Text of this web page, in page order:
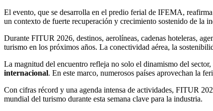
El evento, que se desarrolla en el predio ferial de IFEMA,
un contexto de fuerte recuperación y crecimiento sostenido de la
Durante FITUR 2026, destinos, aerolíneas, cadenas hoteleras,
turismo en los próximos años. La conectividad aérea, la
La magnitud del encuentro refleja no solo el dinamismo del sector,
internacional. En este marco, numerosos países aprovechan la
Con cifras récord y una agenda intensa de actividades, FITUR
mundial del turismo durante esta semana clave para la industria.